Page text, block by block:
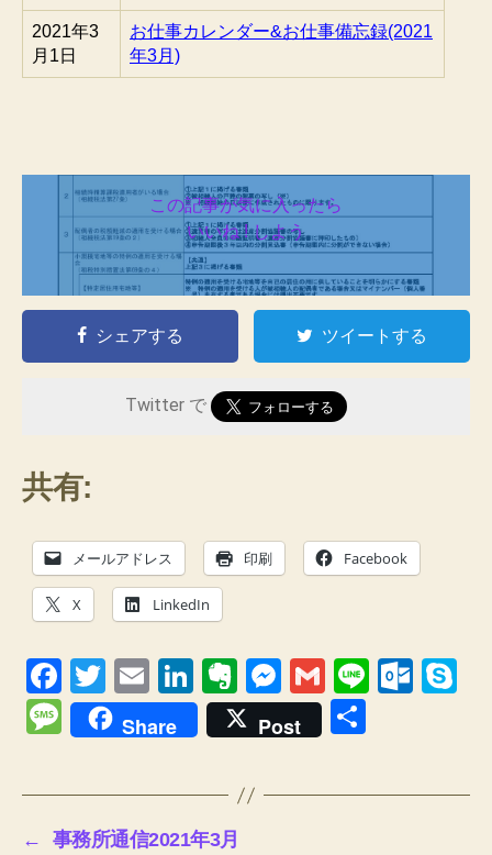
2021年3
月1日
お仕事カレンダー&お仕事備忘録(2021
年3月)
この記事が気に入ったら
いいね ! しよう
シェアする ツイートする
Twitter で
共有:
メールアドレス 印刷 Facebook
X LinkedIn
F
a
c
T
wi
tt
E
m
ail
Li
n
k
E
v
er
n
ot
M
e
ss
G
m
ail
Li
O
M
ss
a
Share Post
← 事務所通信2021年3月